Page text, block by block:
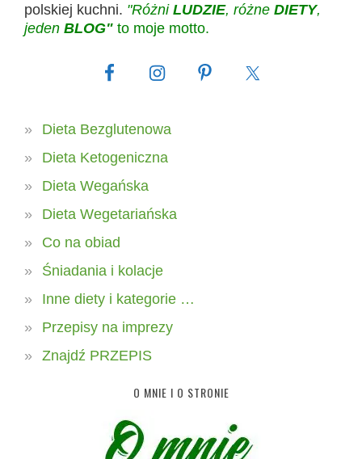
polskiej kuchni. "Różni LUDZIE, różne DIETY,
jeden BLOG" to moje motto.
Dieta Bezglutenowa
Dieta Ketogeniczna
Dieta Wegańska
Dieta Wegetariańska
Co na obiad
Śniadania i kolacje
Inne diety i kategorie …
Przepisy na imprezy
Znajdź PRZEPIS
O MNIE I O STRONIE